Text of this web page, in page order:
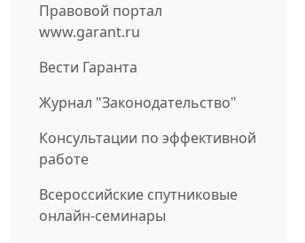
Правовой портал
www.garant.ru
Вести Гаранта
Журнал "Законодательство"
Консультации по эффективной
работе
Всероссийские спутниковые
онлайн-семинары